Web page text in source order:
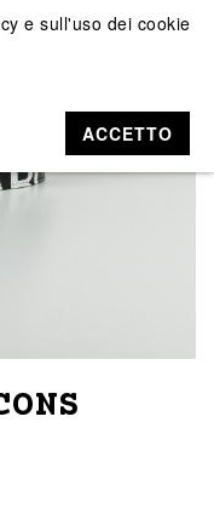
e sull'uso dei cookie
ACCETTO